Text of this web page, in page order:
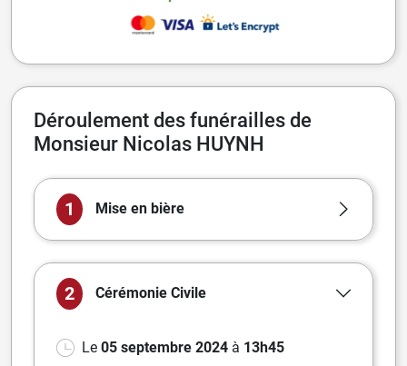
Déroulement des funérailles de
Monsieur Nicolas HUYNH
1 Mise en bière
2 Cérémonie Civile
Le 05 septembre 2024 à 13h45